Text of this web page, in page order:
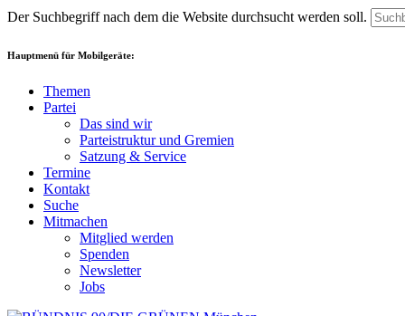
Der Suchbegriff nach dem die Website durchsucht werden soll.
Hauptmenü für Mobilgeräte:
Themen
Partei
Das sind wir
Parteistruktur und Gremien
Satzung & Service
Termine
Kontakt
Suche
Mitmachen
Mitglied werden
Spenden
Newsletter
Jobs